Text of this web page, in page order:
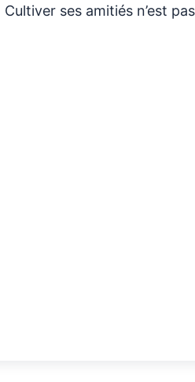
Cultiver ses amitiés n’est